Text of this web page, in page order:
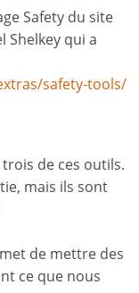
Safety du site
Shelkey qui a
safety-tools/
de ces outils.
mais ils sont
de mettre des
ce que nous